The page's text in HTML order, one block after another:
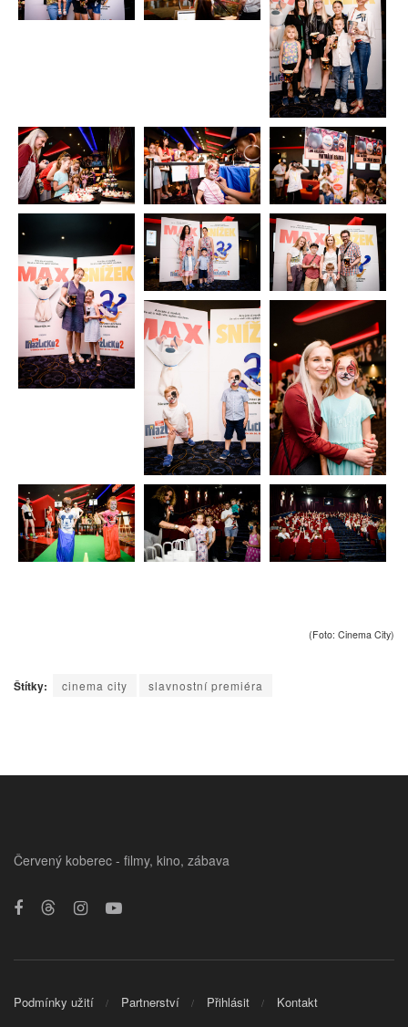
(Foto: Cinema City)
Štítky: cinema city slavnostní premiéra
Červený koberec - filmy, kino, zábava
Podmínky užití Partnerství Přihlásit Kontakt